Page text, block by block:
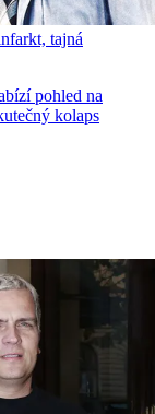
tajná
pohled na
kolaps